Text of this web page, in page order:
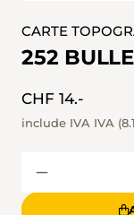
CARTE
252 BULLE
CHF 14.-
include IVA IVA